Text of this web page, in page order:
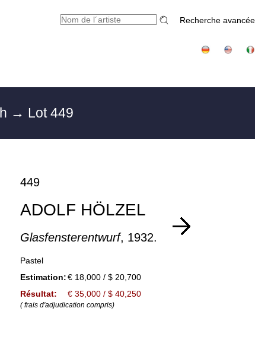
Recherche avancée
→ Lot 449
449
ADOLF HÖLZEL
Glasfensterentwurf, 1932.
Pastel
Estimation: € 18,000 / $ 20,700
Résultat:
€ 35,000 / $ 40,250
( frais d'adjudication compris)